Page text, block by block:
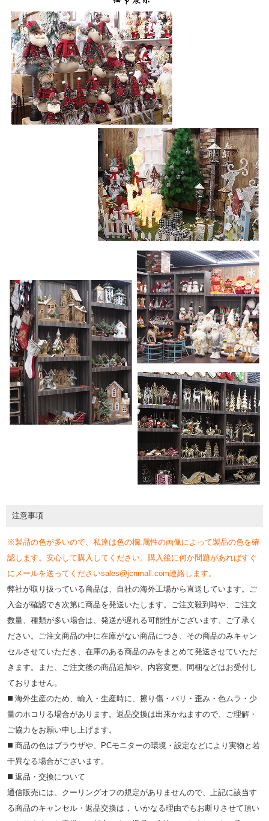
注意事項
※製品の色が多いので、私達は色の欄:属性の画像によって製品の色を確
認します。安心して購入してください。購入後に何か問題があればすぐ
にメールを送ってくださいsales@jcnmall.com連絡します。
弊社が取り扱っている商品は、自社の海外工場から直送しています。ご
入金が確認でき次第に商品を発送いたします。ご注文殺到時や、ご注文
数量、種類が多い場合は、発送が遅れる可能性がございます、ご了承く
ださい。ご注文商品の中に在庫がない商品につき、その商品のみキャン
セルさせていただき、在庫のある商品のみをまとめて発送させていただ
きます。また、ご注文後の商品追加や、内容変更、同梱などはお受付し
ておりません。
◼️ 海外⽣産のため、輸⼊・⽣産時に、擦り傷・バリ・歪み・色ムラ・少
量のホコリる場合があります。返品交換は出来かねますので、ご理解・
ご協⼒をお願い申し上げます。
◼️ 商品の⾊はブラウザや、PCモニターの環境・設定などにより実物と若
⼲異なる場合がございます。
◼️ 返品・交換について
通信販売には、クーリングオフの規定がありませんので、上記に該当す
る商品のキャンセル・返品交換は， いかなる理由でもお断りさせて頂い